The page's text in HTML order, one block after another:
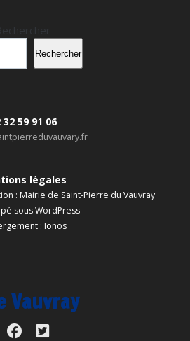
Rechercher
32 59 91 06
légales
: Mairie de Saint-Pierre du Vauvray
sous WordPress
: Ionos
Vauvray